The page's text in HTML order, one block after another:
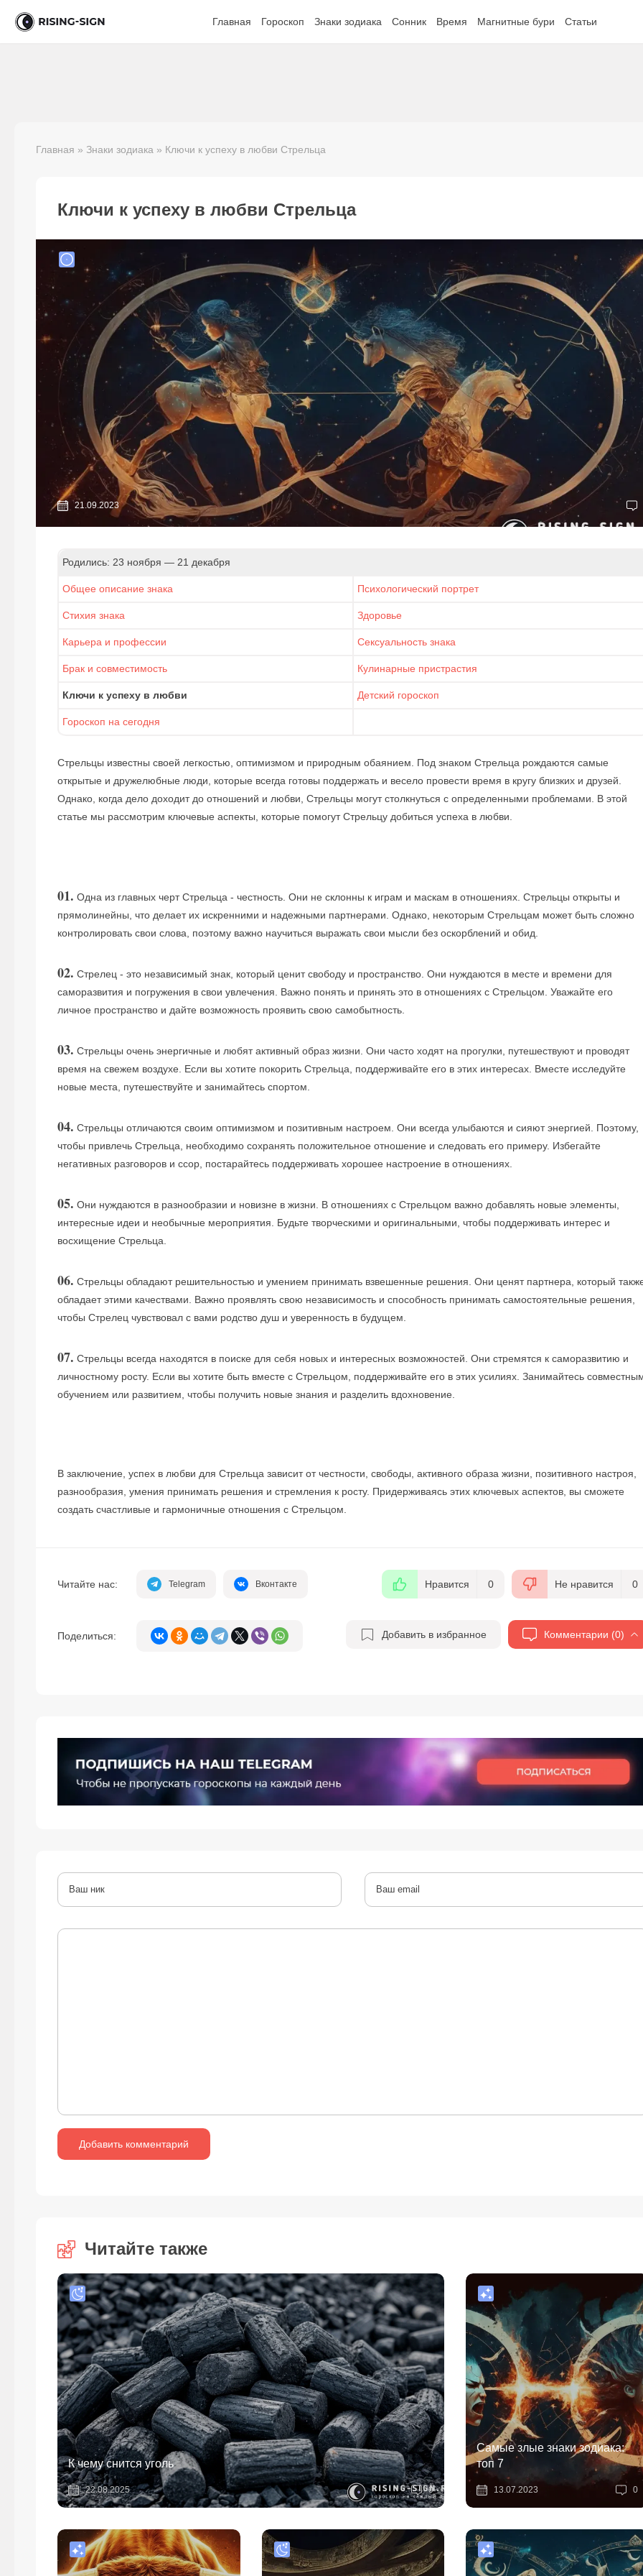
Главная Гороскоп Знаки зодиака Сонник Время Магнитные бури Статьи
Главная » Знаки зодиака » Ключи к успеху в любви Стрельца
Ключи к успеху в любви Стрельца
21.09.2023
Родились: 23 ноября — 21 декабря
Общее описание знака Психологический портрет
Стихия знака Здоровье
Карьера и профессии Сексуальность знака
Брак и совместимость Кулинарные пристрастия
Ключи к успеху в любви Детский гороскоп
Гороскоп на сегодня
Стрельцы известны своей легкостью, оптимизмом и природным обаянием. Под знаком Стрельца рождаются самые
открытые и дружелюбные люди, которые всегда готовы поддержать и весело провести время в кругу близких и друзей.
Однако, когда дело доходит до отношений и любви, Стрельцы могут столкнуться с определенными проблемами. В этой
статье мы рассмотрим ключевые аспекты, которые помогут Стрельцу добиться успеха в любви.
01. Одна из главных черт Стрельца - честность. Они не склонны к играм и маскам в отношениях. Стрельцы открыты и
прямолинейны, что делает их искренними и надежными партнерами. Однако, некоторым Стрельцам может быть сложно
контролировать свои слова, поэтому важно научиться выражать свои мысли без оскорблений и обид.
02. Стрелец - это независимый знак, который ценит свободу и пространство. Они нуждаются в месте и времени для
саморазвития и погружения в свои увлечения. Важно понять и принять это в отношениях с Стрельцом. Уважайте его
личное пространство и дайте возможность проявить свою самобытность.
03. Стрельцы очень энергичные и любят активный образ жизни. Они часто ходят на прогулки, путешествуют и проводят
время на свежем воздухе. Если вы хотите покорить Стрельца, поддерживайте его в этих интересах. Вместе исследуйте
новые места, путешествуйте и занимайтесь спортом.
04. Стрельцы отличаются своим оптимизмом и позитивным настроем. Они всегда улыбаются и сияют энергией. Поэтому,
чтобы привлечь Стрельца, необходимо сохранять положительное отношение и следовать его примеру. Избегайте
негативных разговоров и ссор, постарайтесь поддерживать хорошее настроение в отношениях.
05. Они нуждаются в разнообразии и новизне в жизни. В отношениях с Стрельцом важно добавлять новые элементы,
интересные идеи и необычные мероприятия. Будьте творческими и оригинальными, чтобы поддерживать интерес и
восхищение Стрельца.
06. Стрельцы обладают решительностью и умением принимать взвешенные решения. Они ценят партнера, который
обладает этими качествами. Важно проявлять свою независимость и способность принимать самостоятельные решения,
чтобы Стрелец чувствовал с вами родство душ и уверенность в будущем.
07. Стрельцы всегда находятся в поиске для себя новых и интересных возможностей. Они стремятся к саморазвитию и
личностному росту. Если вы хотите быть вместе с Стрельцом, поддерживайте его в этих усилиях. Занимайтесь
обучением или развитием, чтобы получить новые знания и разделить вдохновение.
В заключение, успех в любви для Стрельца зависит от честности, свободы, активного образа жизни, позитивного настроя,
разнообразия, умения принимать решения и стремления к росту. Придерживаясь этих ключевых аспектов, вы сможете
создать счастливые и гармоничные отношения с Стрельцом.
Читайте нас: Telegram Вконтакте
Поделиться:
Нравится 0 Не нравится 0
Добавить в избранное Комментарии (0)
Читайте также
К чему снится уголь
22.08.2025 0
Самые злые знаки зодиака:
топ 7
13.07.2023 0